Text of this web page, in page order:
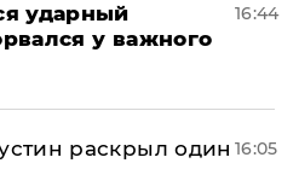
ударный
у важного
16:44
раскрыл один 16:05